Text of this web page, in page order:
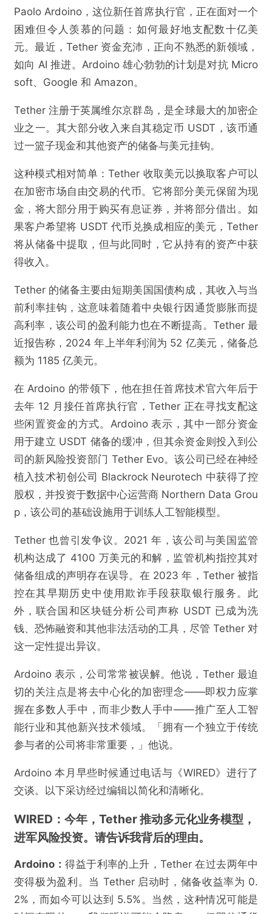
Paolo Ardoino，这位新任首席执行官，正在面对一个
困难但令人羡慕的问题：如何最好地支配数十亿美
元。最近，Tether 资金充沛，正向不熟悉的新领域，
如向 AI 推进。Ardoino 雄心勃勃的计划是对抗 Micro
soft、Google 和 Amazon。
Tether 注册于英属维尔京群岛，是全球最大的加密企
业之一。其大部分收入来自其稳定币 USDT，该币通
过一篮子现金和其他资产的储备与美元挂钩。
这种模式相对简单：Tether 收取美元以换取客户可以
在加密市场自由交易的代币。它将部分美元保留为现
金，将大部分用于购买有息证券，并将部分借出。如
果客户希望将 USDT 代币兑换成相应的美元，Tether
将从储备中提取，但与此同时，它从持有的资产中获
得收入。
Tether 的储备主要由短期美国国债构成，其收入与当
前利率挂钩，这意味着随着中央银行因通货膨胀而提
高利率，该公司的盈利能力也在不断提高。Tether 最
近报告称，2024 年上半年利润为 52 亿美元，储备总
额为 1185 亿美元。
在 Ardoino 的带领下，他在担任首席技术官六年后于
去年 12 月接任首席执行官，Tether 正在寻找支配这
些闲置资金的方式。Ardoino 表示，其中一部分资金
用于建立 USDT 储备的缓冲，但其余资金则投入到公
司的新风险投资部门 Tether Evo。该公司已经在神经
植入技术初创公司 Blackrock Neurotech 中获得了控
股权，并投资于数据中心运营商 Northern Data Grou
p，该公司的基础设施用于训练人工智能模型。
Tether 也曾引发争议。2021 年，该公司与美国监管
机构达成了 4100 万美元的和解，监管机构指控其对
储备组成的声明存在误导。在 2023 年，Tether 被指
控在其早期历史中使用欺诈手段获取银行服务。此
外，联合国和区块链分析公司声称 USDT 已成为洗
钱、恐怖融资和其他非法活动的工具，尽管 Tether 对
这一定性提出异议。
Ardoino 表示，公司常常被误解。他说，Tether 最迫
切的关注点是将去中心化的加密理念——即权力应掌
握在多数人手中，而非少数人手中——推广至人工智
能行业和其他新兴技术领域。「拥有一个独立于传统
参与者的公司将非常重要，」他说。
Ardoino 本月早些时候通过电话与《WIRED》进行了
交谈。以下采访经过编辑以简化和清晰化。
WIRED：今年，Tether 推动多元化业务模型，
进军风险投资。请告诉我背后的理由。
Ardoino：得益于利率的上升，Tether 在过去两年中
变得极为盈利。当 Tether 启动时，储备收益率为 0.
2%，而如今可以达到 5.5%。当然，这种情况可能是